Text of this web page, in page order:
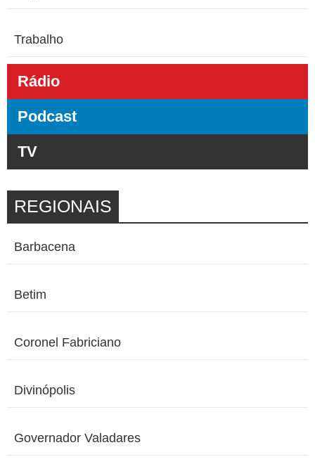
Trabalho
Rádio
Podcast
TV
REGIONAIS
Barbacena
Betim
Coronel Fabriciano
Divinópolis
Governador Valadares